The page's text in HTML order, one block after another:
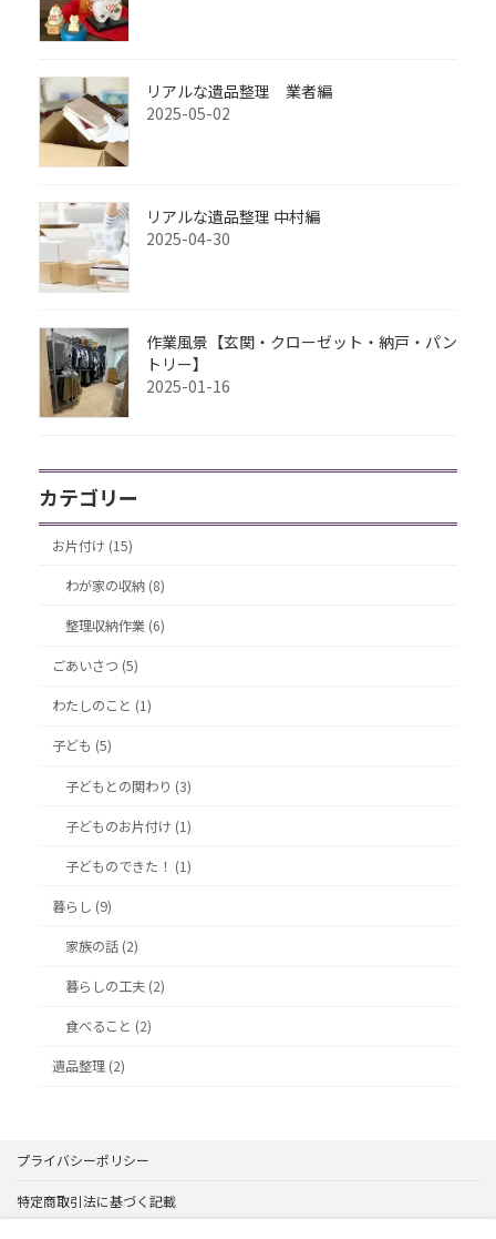
リアルな遺品整理 業者編
2025-05-02
リアルな遺品整理 中村編
2025-04-30
作業風景【玄関・クローゼット・納戸・パン
トリー】
2025-01-16
カテゴリー
お片付け (15)
わが家の収納 (8)
整理収納作業 (6)
ごあいさつ (5)
わたしのこと (1)
子ども (5)
子どもとの関わり (3)
子どものお片付け (1)
子どものできた！ (1)
暮らし (9)
家族の話 (2)
暮らしの工夫 (2)
食べること (2)
遺品整理 (2)
プライバシーポリシー
特定商取引法に基づく記載